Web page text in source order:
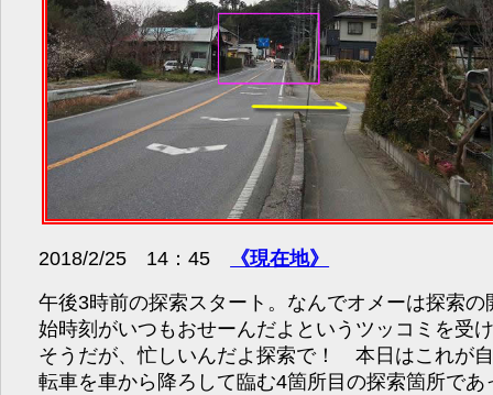
2018/2/25 14：45
《現在地》
午後3時前の探索スタート。なんでオメーは探索の
始時刻がいつもおせーんだよというツッコミを受
そうだが、忙しいんだよ探索で！ 本日はこれが
転車を車から降ろして臨む4箇所目の探索箇所であ